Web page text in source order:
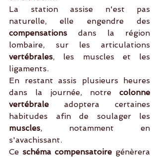
La station assise n'est pas
compensations dans la région
vertébrales, les muscles et les
ligaments.
En restant assis plusieurs heures
dans la journée, notre colonne
vertébrale adoptera certaines
muscles, notamment en
s'avachissant.
Ce schéma compensatoire génèrera